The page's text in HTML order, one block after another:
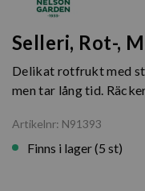
Selleri, Rot-,
Delikat rotfrukt med
men tar lång tid.
Artikelnr: N91393
Finns i lager (5 st)